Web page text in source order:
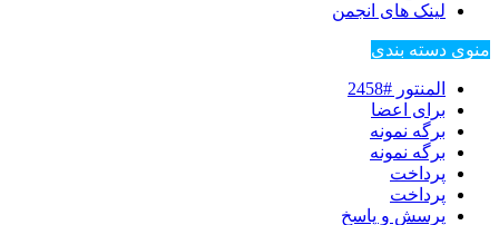
لینک های انجمن
منوی دسته بندی
المنتور #2458
برای اعضا
برگه نمونه
برگه نمونه
پرداخت
پرداخت
پرسش و پاسخ